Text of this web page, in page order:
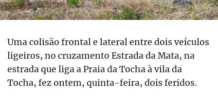
Uma colisão frontal e lateral entre dois veículos
ligeiros, no cruzamento Estrada da Mata, na
estrada que liga a Praia da Tocha à vila da
Tocha, fez ontem, quinta-feira, dois feridos.